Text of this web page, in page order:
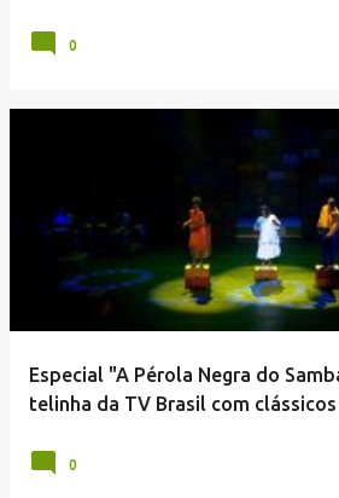
0
Especial "A Pérola Negra do
telinha da TV Brasil com
0